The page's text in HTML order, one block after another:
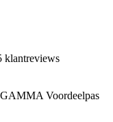
klantreviews
Voordeelpas